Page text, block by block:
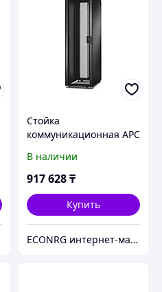
Стойка
коммуникационная APC
600/42U/1000
В наличии
917 628₸
Купить
ECONRG интернет-магазин